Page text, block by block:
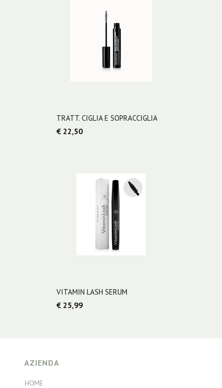
TRATT. CIGLIA E SOPRACCIGLIA
€ 22,50
VITAMIN LASH SERUM
€ 25,99
AZIENDA
HOME